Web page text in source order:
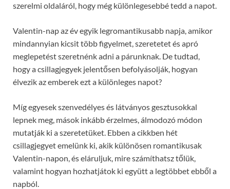
szerelmi oldaláról, hogy még különlegesebbé tedd a napot.
Valentin-nap az év egyik legromantikusabb napja, amikor
mindannyian kicsit több figyelmet, szeretetet és apró
meglepetést szeretnénk adni a párunknak. De tudtad,
hogy a csillagjegyek jelentősen befolyásolják, hogyan
élvezik az emberek ezt a különleges napot?
Míg egyesek szenvedélyes és látványos gesztusokkal
lepnek meg, mások inkább érzelmes, álmodozó módon
mutatják ki a szeretetüket. Ebben a cikkben hét
csillagjegyet emelünk ki, akik különösen romantikusak
Valentin-napon, és eláruljuk, mire számíthatsz tőlük,
valamint hogyan hozhatjátok ki együtt a legtöbbet ebből a
napból.